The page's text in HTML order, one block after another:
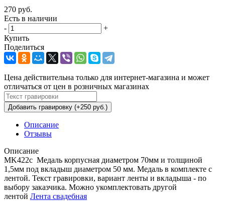
270 руб.
Есть в наличии
-
+
Купить
Поделиться
Цена действительна только для интернет-магазина и может
отличаться от цен в розничных магазинах
Добавить гравировку (+250 руб.)
Описание
Отзывы
Описание
MK422с Медаль корпусная диаметром 70мм и толщиной
1,5мм под вкладыш диаметром 50 мм. Медаль в комплекте с
лентой. Текст гравировки, вариант ленты и вкладыша - по
выбору заказчика. Можно укомплектовать другой
лентой Лента свадебная